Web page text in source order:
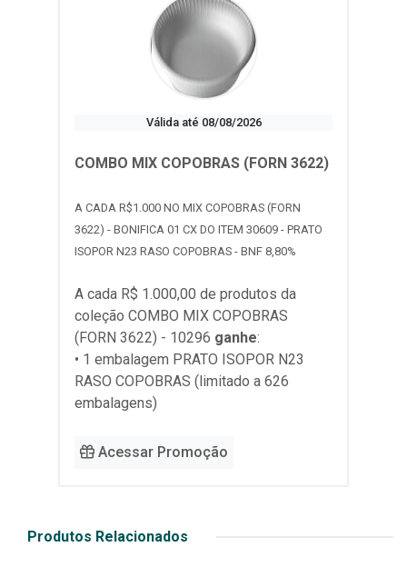
Válida até 08/08/2026
COMBO MIX COPOBRAS (FORN 3622)
A CADA R$1.000 NO MIX COPOBRAS (FORN
3622) - BONIFICA 01 CX DO ITEM 30609 - PRATO
ISOPOR N23 RASO COPOBRAS - BNF 8,80%
A cada R$ 1.000,00 de produtos da
coleção COMBO MIX COPOBRAS
(FORN 3622) - 10296 ganhe:
• 1 embalagem PRATO ISOPOR N23
RASO COPOBRAS (limitado a 626
embalagens)
Acessar Promoção
Produtos Relacionados